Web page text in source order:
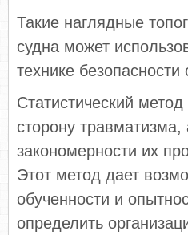
Такие наглядные
судна может
технике
Статистический
сторону
закономерности их
Этот метод дает
обученности и
определить